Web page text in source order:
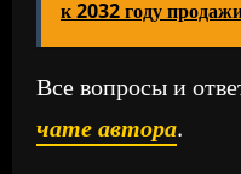
к 2032 году
Все вопросы и
чате автора.